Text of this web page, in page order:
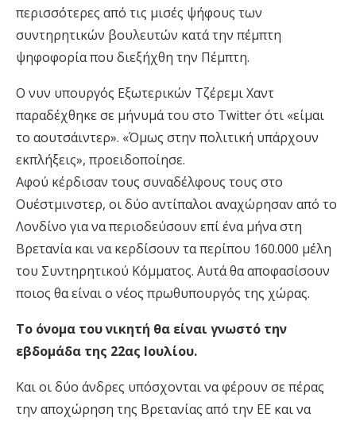
περισσότερες από τις μισές ψήφους των
συντηρητικών βουλευτών κατά την πέμπτη
ψηφοφορία που διεξήχθη την Πέμπτη.
Ο νυν υπουργός Εξωτερικών Τζέρεμι Χαντ
παραδέχθηκε σε μήνυμά του στο Twitter ότι «είμαι
το αουτσάιντερ». «Όμως στην πολιτική υπάρχουν
εκπλήξεις», προειδοποίησε.
Αφού κέρδισαν τους συναδέλφους τους στο
Ουέστμινστερ, οι δύο αντίπαλοι αναχώρησαν από το
Λονδίνο για να περιοδεύσουν επί ένα μήνα στη
Βρετανία και να κερδίσουν τα περίπου 160.000 μέλη
του Συντηρητικού Κόμματος. Αυτά θα αποφασίσουν
ποιος θα είναι ο νέος πρωθυπουργός της χώρας.
Το όνομα του νικητή θα είναι γνωστό την
εβδομάδα της 22ας Ιουλίου.
Και οι δύο άνδρες υπόσχονται να φέρουν σε πέρας
την αποχώρηση της Βρετανίας από την ΕΕ και να